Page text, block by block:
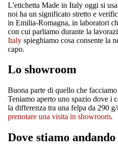
L'etichetta Made in Italy oggi si
noi ha un significato stretto e
in Emilia-Romagna, in laboratori
con cui parliamo durante la
Italy spieghiamo cosa consente la
capo.
Lo showroom
Buona parte di quello che
Teniamo aperto uno spazio dove i
la differenza tra una felpa da 290
prenotare una visita in showroom.
Dove stiamo andando